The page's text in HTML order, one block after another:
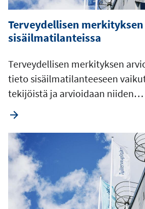
Terveydellisen
sisäilmatilanteissa
Terveydellisen merkityksen
tieto sisäilmatilanteeseen
tekijöistä ja arvioidaan niiden…